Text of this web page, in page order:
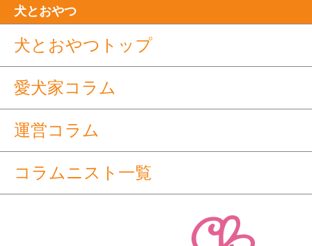
犬とおやつ
犬とおやつトップ
愛犬家コラム
運営コラム
コラムニスト一覧